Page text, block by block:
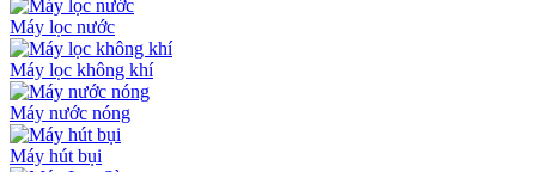
Máy lọc nước
Máy lọc không khí
Máy nước nóng
Máy hút bụi